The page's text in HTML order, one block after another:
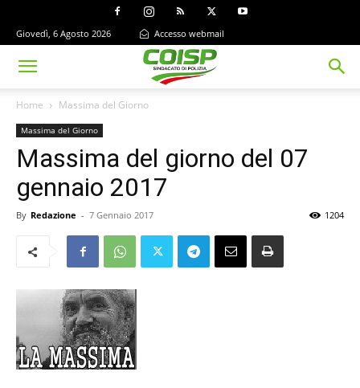
Giovedì, 6 Agosto 2026 Accesso webmail
Home Massima del Giorno
Massima del Giorno
Massima del giorno del 07
gennaio 2017
By Redazione - 7 Gennaio 2017 1204